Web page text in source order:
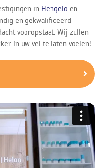
in Hengelo en
en gekwalificeerd
vooropstaat. Wij zullen
in uw vel te laten voelen!